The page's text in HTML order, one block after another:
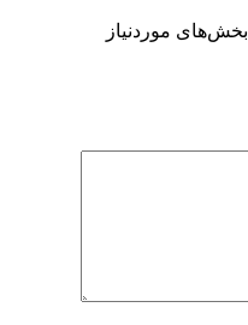
بخش‌های موردنیاز